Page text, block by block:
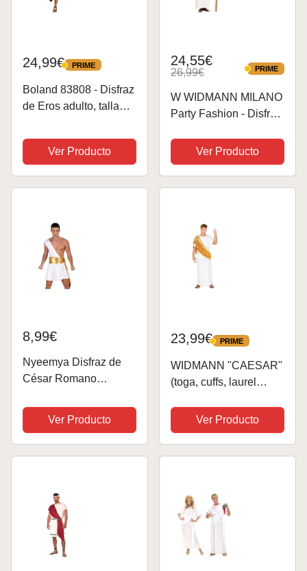
24,99€ PRIME
PRIME
Boland 83808 - Disfraz
de Eros adulto, talla
toga y brazaletes,
conjunto de disfraz,
carnaval, fiesta de
Ver Producto
24,55€
26,99€ PRIME
PRIME
W WIDMANN MILANO
Party Fashion - Disfraz
disfraz Navidad,
disfraces
Ver Producto
8,99€
Nyeemya Disfraz de
César Romano
Gladiador Faldas un
Hombro Top Costumes
Carnaval Party Túnica
Ver Producto
23,99€ PRIME
PRIME
WIDMANN "CAESAR"
(toga, cuffs, laurel
Ver Producto